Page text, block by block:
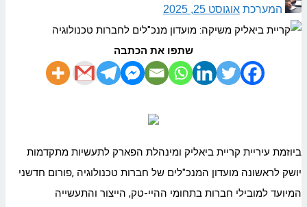
המערכת אוגוסט 25, 2025
שתפו את הכתבה
ביוזמת עיריית קריית ביאליק ומינהלת הפארק לתעשיות מתקדמות
יושק לראשונה מועדון המנכ"לים של חברות טכנולוגיה ,פורום חדשני
המיועד למובילי חברות בתחומי ההיי-טק, הייצור והתעשייה